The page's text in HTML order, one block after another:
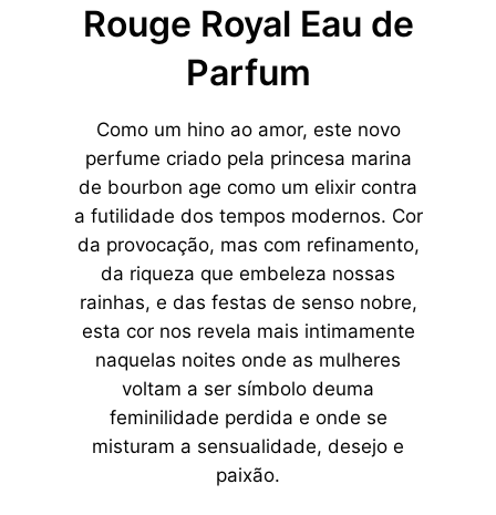
Rouge Royal Eau de
Parfum
Como um hino ao amor, este novo
perfume criado pela princesa marina
de bourbon age como um elixir contra
a futilidade dos tempos modernos. Cor
da provocação, mas com refinamento,
da riqueza que embeleza nossas
rainhas, e das festas de senso nobre,
esta cor nos revela mais intimamente
naquelas noites onde as mulheres
voltam a ser símbolo deuma
feminilidade perdida e onde se
misturam a sensualidade, desejo e
paixão.